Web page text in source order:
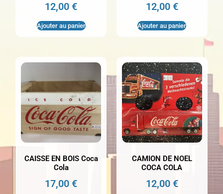
12,00€
Ajouter au panier
12,00 €
Ajouter au panier
CAISSE EN BOIS Coca
Cola
17,00€
CAMION DE NOEL
COCA COLA
12,00 €